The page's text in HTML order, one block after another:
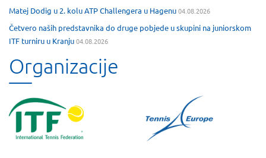
Matej Dodig u 2. kolu ATP Challengera u Hagenu04.08.2026
Četvero naših predstavnika do druge pobjede u skupini na juniorskom
ITF turniru u Kranju04.08.2026
Organizacije